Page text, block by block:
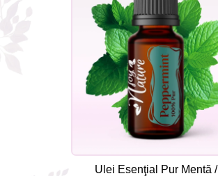
Ulei Esenţial Pur Mentă /